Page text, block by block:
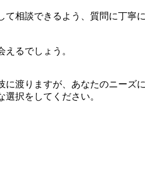
相談できるよう、質問に丁
るでしょう。
渡りますが、あなたのニーズ
択をしてください。